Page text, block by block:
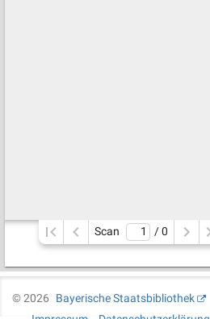
Scan / 0
©2026
Bayerische Staatsbibliothek